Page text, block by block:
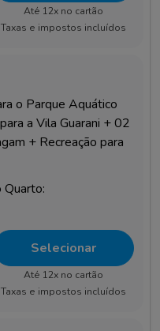
Até 12x no cartão
Taxas e impostos incluídos
o Parque Aquático
a Vila Guarani + 02
+ Recreação para
Quarto:
Selecionar
Até 12x no cartão
Taxas e impostos incluídos